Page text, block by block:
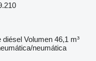
diésel Volumen 46,1 m³
neumática